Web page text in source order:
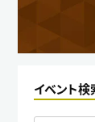
イベント検